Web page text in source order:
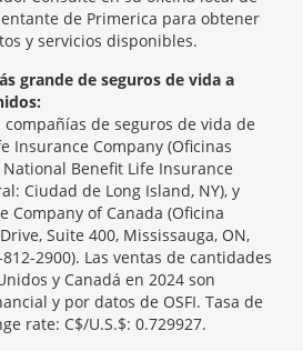
de Primerica para obtener
y servicios disponibles.
grande de seguros de vida a
de seguros de vida de
Insurance Company (Oficinas
Benefit Life Insurance
Ciudad de Long Island, NY), y
Company of Canada (Oficina
Suite 400, Mississauga, ON,
2900). Las ventas de cantidades
y Canadá en 2024 son
y por datos de OSFI. Tasa de
rate: C$/U.S.$: 0.729927.